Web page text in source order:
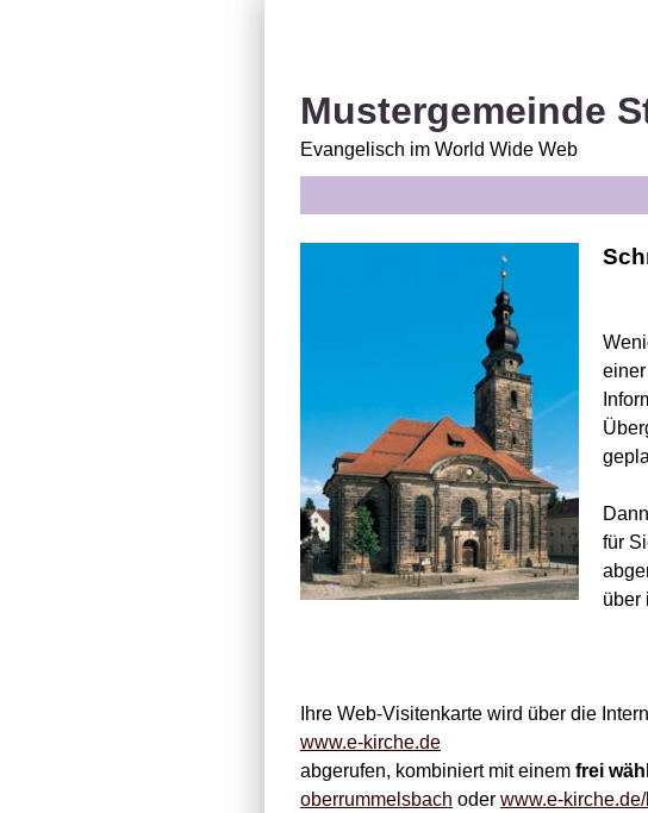
Mustergemeinde
Evangelisch im World Wide Web
für
über
Ihre Web-Visitenkarte wird über die
www.e-kirche.de
abgerufen, kombiniert mit einem frei
oberrummelsbach oder www.e-